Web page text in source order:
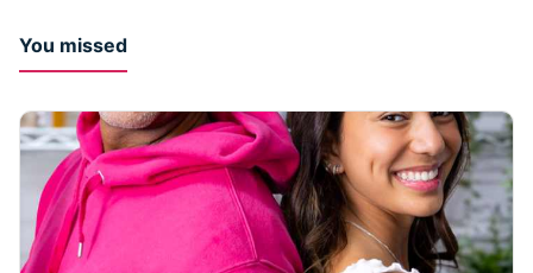
You missed